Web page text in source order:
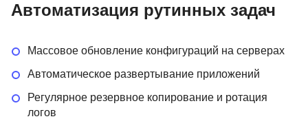
Автоматизация рутинных задач
Массовое обновление конфигураций на серверах
Автоматическое развертывание приложений
Регулярное резервное копирование и ротация
логов